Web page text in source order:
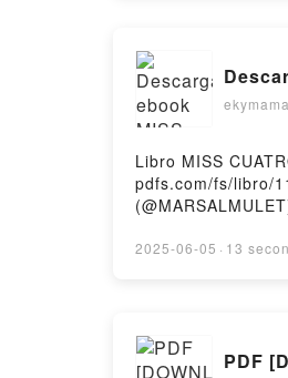
Libro MISS
pdfs.com/fs/libro/
Audiolibro, MISS
2025-06-05 · 13
PDF